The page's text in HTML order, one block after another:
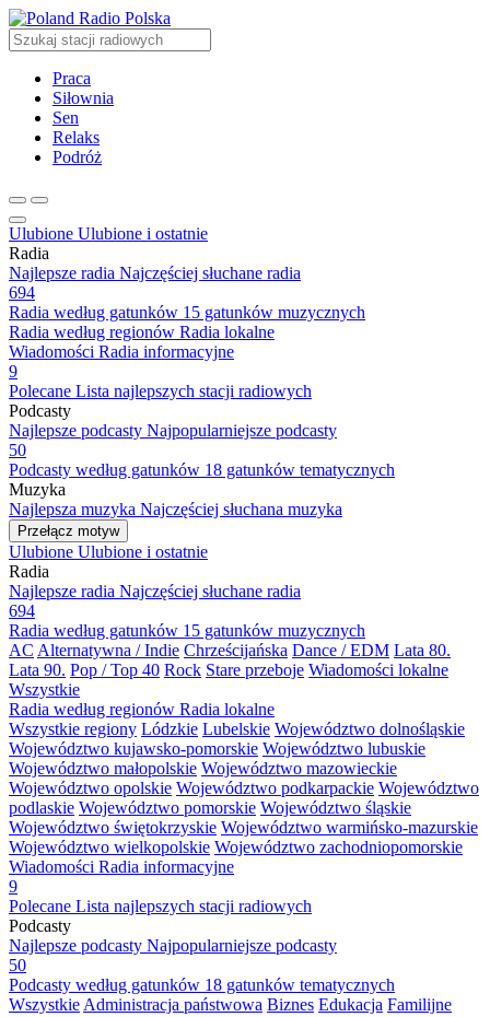
Radio Polska
Praca
Siłownia
Sen
Relaks
Podróż
Ulubione Ulubione i ostatnie
Radia
Najlepsze radia Najczęściej słuchane radia
694
Radia według gatunków 15 gatunków muzycznych
Radia według regionów Radia lokalne
Wiadomości Radia informacyjne
9
Polecane Lista najlepszych stacji radiowych
Podcasty
Najlepsze podcasty Najpopularniejsze podcasty
50
Podcasty według gatunków 18 gatunków tematycznych
Muzyka
Najlepsza muzyka Najczęściej słuchana muzyka
Przełącz motyw
Ulubione Ulubione i ostatnie
Radia
Najlepsze radia Najczęściej słuchane radia
694
Radia według gatunków 15 gatunków muzycznych
AC Alternatywna / Indie Chrześcijańska Dance / EDM Lata 80.
Lata 90. Pop / Top 40 Rock Stare przeboje Wiadomości lokalne
Wszystkie
Radia według regionów Radia lokalne
Wszystkie regiony Lódzkie Lubelskie Województwo dolnośląskie
Województwo kujawsko-pomorskie Województwo lubuskie
Województwo małopolskie Województwo mazowieckie
Województwo opolskie Województwo podkarpackie Województwo
podlaskie Województwo pomorskie Województwo śląskie
Województwo świętokrzyskie Województwo warmińsko-mazurskie
Województwo wielkopolskie Województwo zachodniopomorskie
Wiadomości Radia informacyjne
9
Polecane Lista najlepszych stacji radiowych
Podcasty
Najlepsze podcasty Najpopularniejsze podcasty
50
Podcasty według gatunków 18 gatunków tematycznych
Wszystkie Administracja państwowa Biznes Edukacja Familijne